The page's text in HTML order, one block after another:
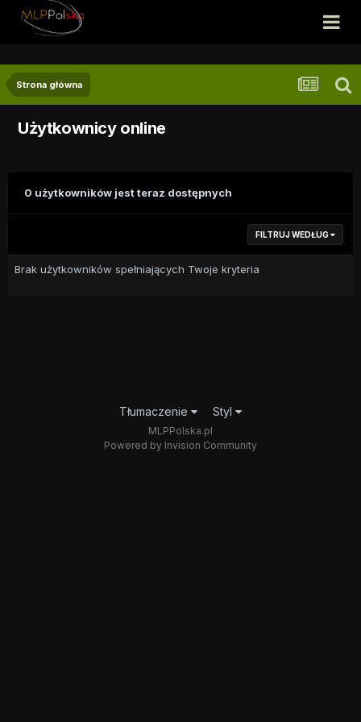
Strona główna
Użytkownicy online
0 użytkowników jest teraz dostępnych
FILTRUJ WEDŁUG
Brak użytkowników spełniających Twoje kryteria
Tłumaczenie Styl
MLPPolska.pl
Powered by Invision Community